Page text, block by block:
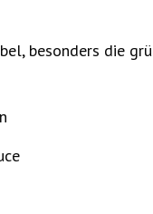
besonders die